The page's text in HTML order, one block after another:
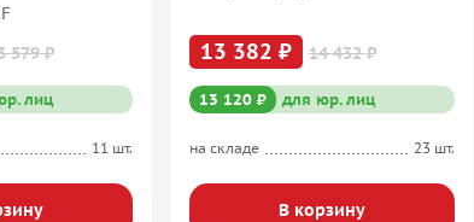
579 ₽
лиц
11 шт.
13 382 ₽ 14 432 ₽
13 120 ₽ для юр. лиц
на складе 23 шт.
В корзину